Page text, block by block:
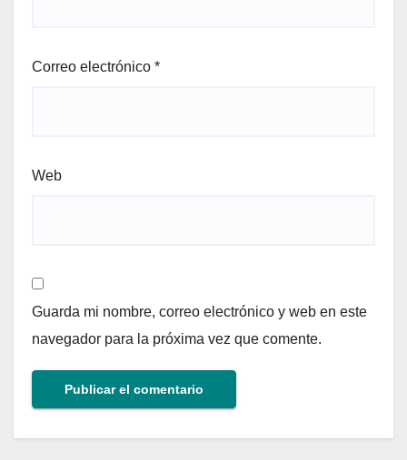
Correo electrónico *
Web
Guarda mi nombre, correo electrónico y web en este
navegador para la próxima vez que comente.